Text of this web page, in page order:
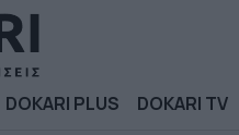
DOKARI PLUS DOKARI TV